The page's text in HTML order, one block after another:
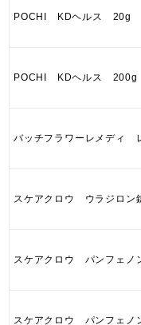
POCHI KDヘルス 20g
POCHI KDヘルス 200g
バッチフラワーレメディ
スケアクロウ ウラジロン
スケアクロウ パンフェノ
スケアクロウ パンフェノ